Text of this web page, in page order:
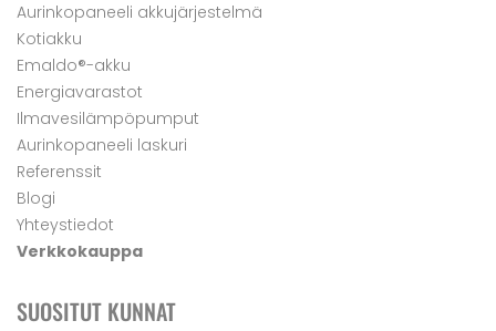
Aurinkopaneeli akkujärjestelmä
Kotiakku
Emaldo®-akku
Energiavarastot
Ilmavesilämpöpumput
Aurinkopaneeli laskuri
Referenssit
Blogi
Yhteystiedot
Verkkokauppa
SUOSITUT KUNNAT